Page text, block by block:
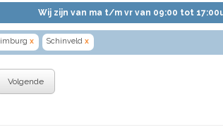
Wij zijn van ma t/m vr van 09:00 tot
x Schinveld x
Volgende